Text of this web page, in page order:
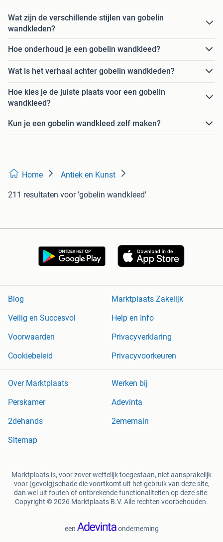
Wat zijn de verschillende stijlen van gobelin
wandkleden?
Hoe onderhoud je een gobelin wandkleed?
Wat is het verhaal achter gobelin wandkleden?
Hoe kies je de juiste plaats voor een gobelin
wandkleed?
Kun je een gobelin wandkleed zelf maken?
Home Antiek en Kunst
211 resultaten voor 'gobelin wandkleed'
Blog
Marktplaats Zakelijk
Veilig en Succesvol
Help en Info
Voorwaarden
Privacyverklaring
Cookiebeleid
Privacyvoorkeuren
Over Marktplaats
Werken bij
Perskamer
Adevinta
2dehands
2ememain
Sitemap
Marktplaats is, voor zover wettelijk toegestaan, niet aansprakelijk
voor (gevolg)schade die voortkomt uit het gebruik van deze site,
dan wel uit fouten of ontbrekende functionaliteiten op deze site.
Copyright © 2026 Marktplaats B.V. Alle rechten voorbehouden.
een onderneming